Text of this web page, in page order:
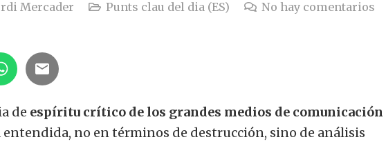
Mercader Punts clau del dia (ES) No hay comentarios
de espíritu crítico de los grandes medios de comunicación
entendida, no en términos de destrucción, sino de análisis